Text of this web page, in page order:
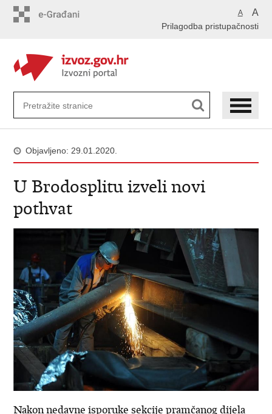
A A
Prilagodba pristupačnosti
Objavljeno: 29.01.2020.
U Brodosplitu izveli novi
pothvat
Nakon nedavne isporuke sekcije pramčanog dijela